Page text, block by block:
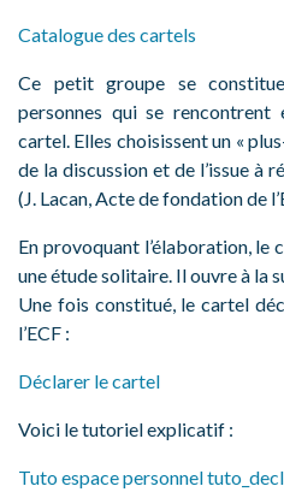
Catalogue des cartels
Ce petit groupe se
personnes qui se
cartel. Elles choisissent un «
de la discussion et de l’issue à
(J. Lacan, Acte de fondation de
En provoquant l’élaboration, le
une étude solitaire. Il ouvre à la
Une fois constitué, le cartel
l’ECF :
Déclarer le cartel
Voici le tutoriel explicatif :
Tuto espace personnel